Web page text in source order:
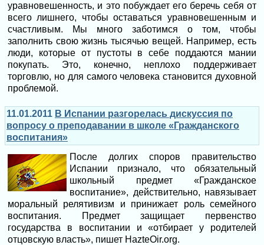
уравновешенность, и это побуждает его беречь себя от
всего лишнего, чтобы оставаться уравновешенным и
счастливым. Мы много заботимся о том, чтобы
заполнить свою жизнь тысячью вещей. Например, есть
люди, которые от пустоты в себе поддаются мании
покупать. Это, конечно, неплохо поддерживает
торговлю, но для самого человека становится духовной
проблемой.
11.01.2011 В Испании разгорелась дискуссия по
вопросу о преподавании в школе «Гражданского
воспитания»
После долгих споров правительство
Испании признало, что обязательный
школьный предмет «Гражданское
воспитание», действительно, навязывает
моральный релятивизм и принижает роль семейного
воспитания. Предмет защищает первенство
государства в воспитании и «отбирает у родителей
отцовскую власть», пишет HazteOir.org.